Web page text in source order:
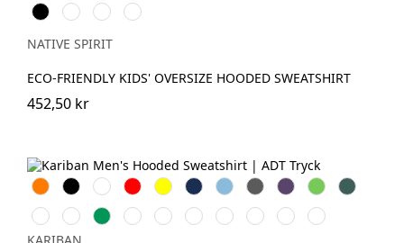
Svart Ivory Driftwood
Navy
Blue
NATIVE SPIRIT
ECO-FRIENDLY KIDS' OVERSIZE HOODED SWEATSHIRT
452,50 kr
Orange
Svart Vit Röd Gul Navy Sky
Blue
Dark
Grey
PurpleLime
Forest
Green
ChocolateFuchsia
Kelly
Green
Ash
Heather
Dark
Khaki
Oxford
Grey
Light
Royal
Wine Light
Sand
Tropical
Blue